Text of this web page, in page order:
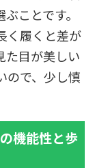
ことです。
く履くと差が
た目が美しい
ので、少し慎
機能性と歩